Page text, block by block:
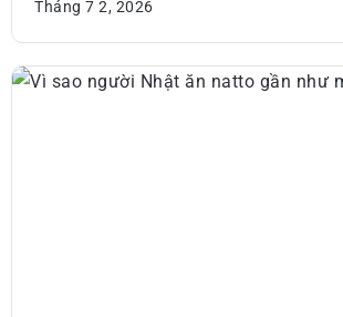
Tháng 7 2, 2026